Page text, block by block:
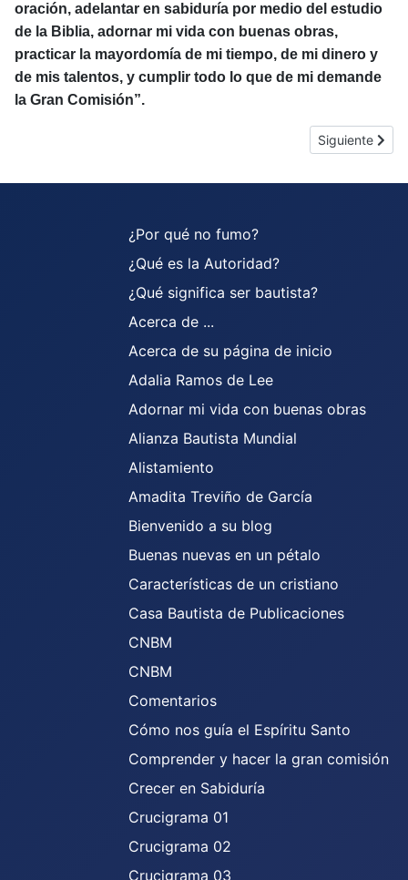
oración, adelantar en sabiduría por medio del estudio
de la Biblia, adornar mi vida con buenas obras,
practicar la mayordomía de mi tiempo, de mi dinero y
de mis talentos, y cumplir todo lo que de mi demande
la Gran Comisión”.
Artículo
Siguiente
¿Por qué no fumo?
¿Qué es la Autoridad?
¿Qué significa ser bautista?
Acerca de ...
Acerca de su página de inicio
Adalia Ramos de Lee
Adornar mi vida con buenas obras
Alianza Bautista Mundial
Alistamiento
Amadita Treviño de García
Bienvenido a su blog
Buenas nuevas en un pétalo
Características de un cristiano
Casa Bautista de Publicaciones
CNBM
CNBM
Comentarios
Cómo nos guía el Espíritu Santo
Comprender y hacer la gran comisión
Crecer en Sabiduría
Crucigrama 01
Crucigrama 02
Crucigrama 03